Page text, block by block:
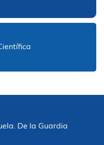
De la Guardia